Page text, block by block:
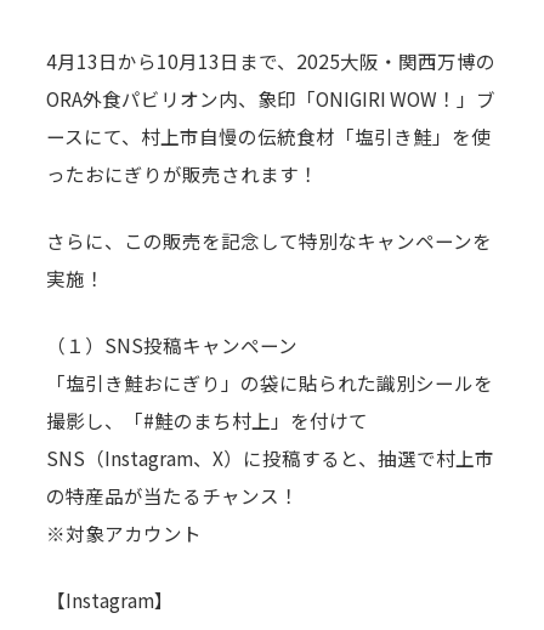
お知らせ
4月13日から10月13日まで、2025大阪・関西万博の
ORA外食パビリオン内、象印「ONIGIRI WOW！」ブ
ースにて、村上市自慢の伝統食材「塩引き鮭」を使
ったおにぎりが販売されます！
さらに、この販売を記念して特別なキャンペーンを
実施！
（１）SNS投稿キャンペーン
「塩引き鮭おにぎり」の袋に貼られた識別シールを
撮影し、「#鮭のまち村上」を付けて
SNS（Instagram、X）に投稿すると、抽選で村上市
の特産品が当たるチャンス！
※対象アカウント
【Instagram】